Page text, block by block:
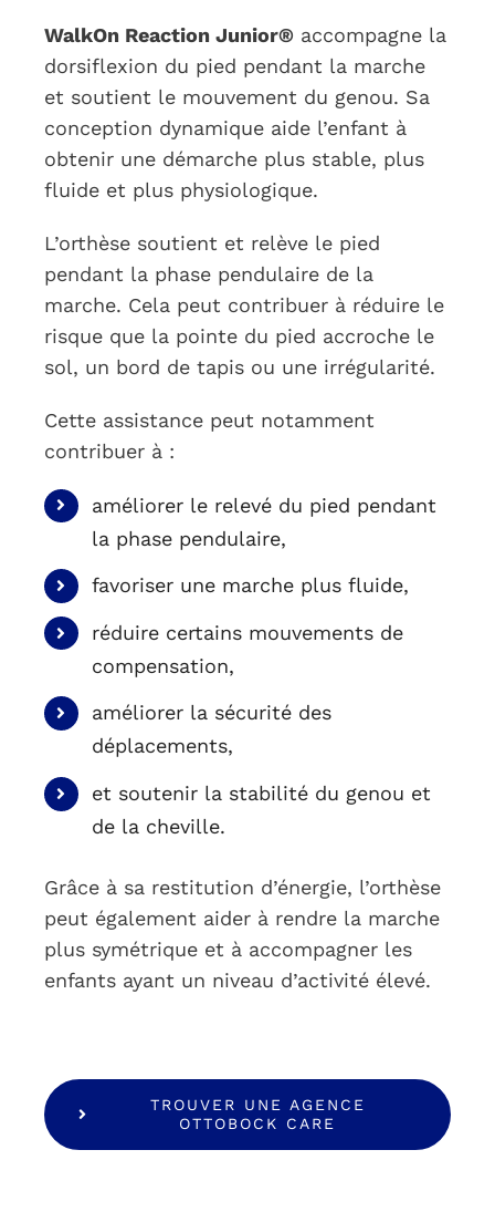
WalkOn Reaction Junior® accompagne la
dorsiflexion du pied pendant la marche
et soutient le mouvement du genou. Sa
conception dynamique aide l’enfant à
obtenir une démarche plus stable, plus
fluide et plus physiologique.
L’orthèse soutient et relève le pied
pendant la phase pendulaire de la
marche. Cela peut contribuer à réduire le
risque que la pointe du pied accroche le
sol, un bord de tapis ou une irrégularité.
Cette assistance peut notamment
contribuer à :
améliorer le relevé du pied pendant
la phase pendulaire,
favoriser une marche plus fluide,
réduire certains mouvements de
compensation,
améliorer la sécurité des
déplacements,
et soutenir la stabilité du genou et
de la cheville.
Grâce à sa restitution d’énergie, l’orthèse
peut également aider à rendre la marche
plus symétrique et à accompagner les
enfants ayant un niveau d’activité élevé.
TROUVER UNE AGENCE
OTTOBOCK CARE